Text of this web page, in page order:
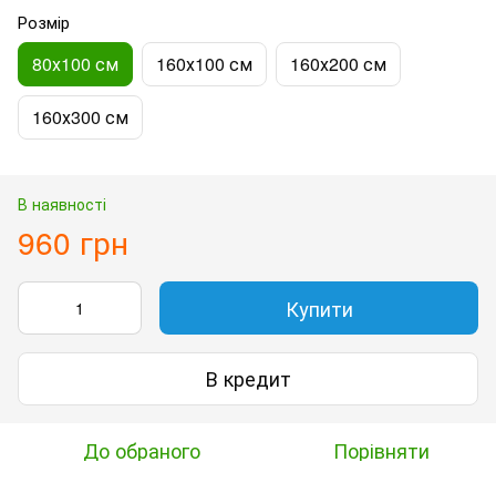
Розмір
80х100 см 160х100 см 160х200 см
160х300 см
В наявності
960 грн
Купити
В кредит
До обраного Порівняти